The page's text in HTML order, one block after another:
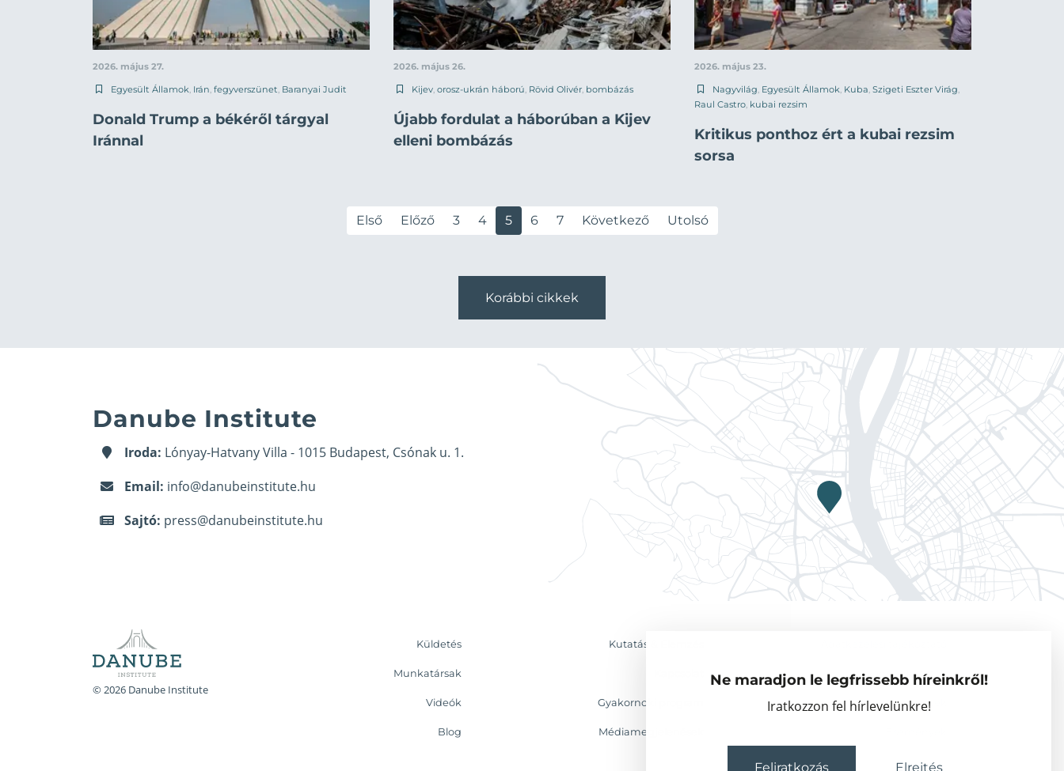
Ne maradjon le legfrissebb híreinkről!
Iratkozzon fel hírlevelünkre!
Feliratkozás Elrejtés
2026. május 27.
Egyesült Államok Irán fegyverszünet Baranyai Judit
Donald Trump a békéről tárgyal
Iránnal
2026. május 26.
Kijev orosz-ukrán háború Rövid Olivér bombázás
Újabb fordulat a háborúban a Kijev
elleni bombázás
2026. május 23.
Nagyvilág Egyesült Államok Kuba Szigeti Eszter Virág
Raul Castro kubai rezsim
Kritikus ponthoz ért a kubai rezsim
sorsa
Első Előző 3 4 5 6 7 Következő Utolsó
Korábbi cikkek
Danube Institute
Iroda: Lónyay-Hatvany Villa - 1015 Budapest, Csónak u. 1.
Email: info@danubeinstitute.hu
Sajtó: press@danubeinstitute.hu
© 2026 Danube Institute
Küldetés Kutatás & Elemzés
Munkatársak Vendégkutatók
Videók Gyakornoki program Partnerszervezetek
Blog Médiamegjelenések